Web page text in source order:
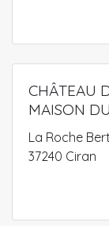
CHÂTEAU
MAISON
La Roche
37240 Ciran